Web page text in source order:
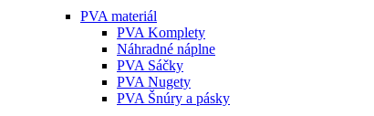
PVA materiál
PVA Komplety
Náhradné náplne
PVA Sáčky
PVA Nugety
PVA Šnúry a pásky